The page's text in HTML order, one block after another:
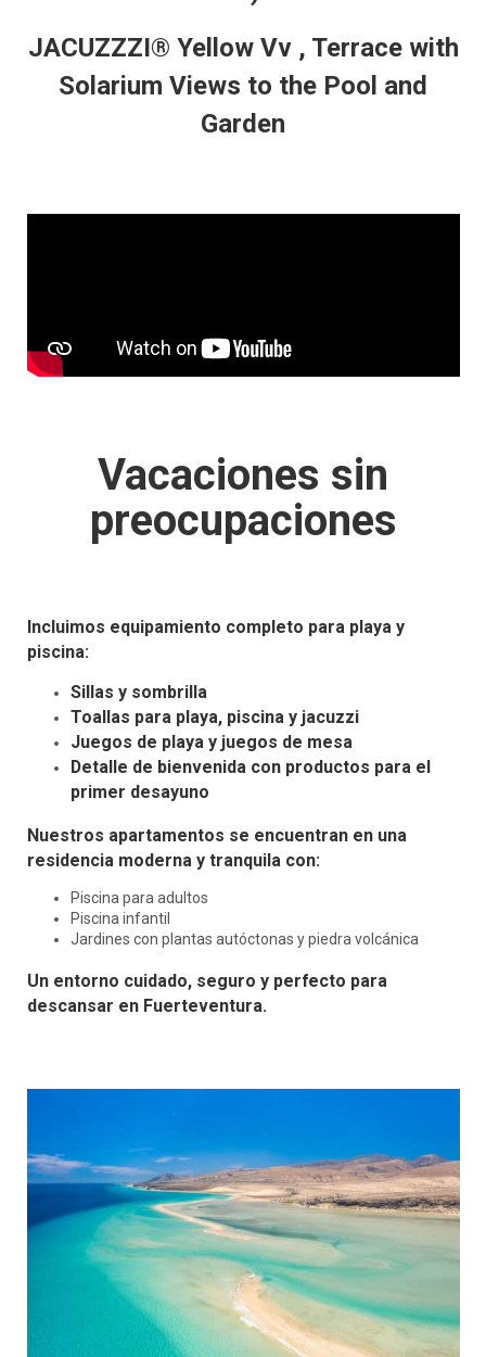
JACUZZZI® Yellow Vv , Terrace with
Solarium Views to the Pool and
Garden
Vacaciones sin
preocupaciones
Incluimos equipamiento completo para playa y
piscina:
Sillas y sombrilla
Toallas para playa, piscina y jacuzzi
Juegos de playa y juegos de mesa
Detalle de bienvenida con productos para el
primer desayuno
Nuestros apartamentos se encuentran en una
residencia moderna y tranquila con:
Piscina para adultos
Piscina infantil
Jardines con plantas autóctonas y piedra volcánica
Un entorno cuidado, seguro y perfecto para
descansar en Fuerteventura.